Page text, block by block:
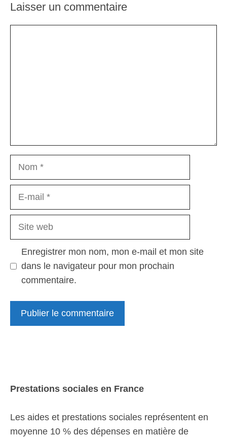
Laisser un commentaire
Nom
Site
Enregistrer mon nom, mon e-mail et mon site
dans le navigateur pour mon prochain
commentaire.
Prestations sociales en France
Les aides et prestations sociales représentent en
moyenne 10 % des dépenses en matière de